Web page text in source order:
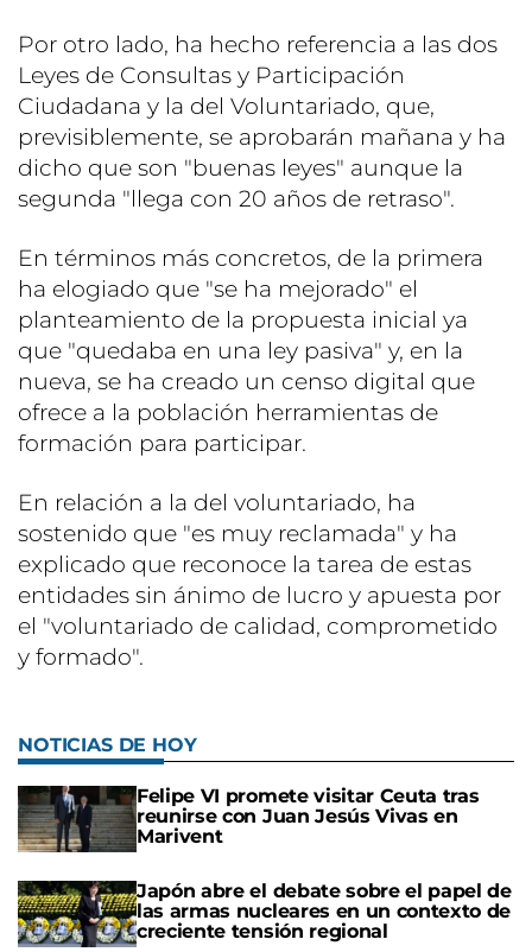
Por otro lado, ha hecho referencia a las dos
Leyes de Consultas y Participación
Ciudadana y la del Voluntariado, que,
previsiblemente, se aprobarán mañana y ha
dicho que son "buenas leyes" aunque la
segunda "llega con 20 años de retraso".
En términos más concretos, de la primera
ha elogiado que "se ha mejorado" el
planteamiento de la propuesta inicial ya
que "quedaba en una ley pasiva" y, en la
nueva, se ha creado un censo digital que
ofrece a la población herramientas de
formación para participar.
En relación a la del voluntariado, ha
sostenido que "es muy reclamada" y ha
explicado que reconoce la tarea de estas
entidades sin ánimo de lucro y apuesta por
el "voluntariado de calidad, comprometido
y formado".
NOTICIAS DE HOY
Felipe VI promete visitar Ceuta tras
reunirse con Juan Jesús Vivas en
Marivent
Japón abre el debate sobre el papel de
las armas nucleares en un contexto de
creciente tensión regional